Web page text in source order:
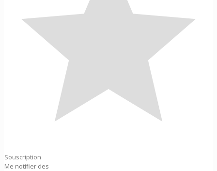
Souscription
Me notifier des